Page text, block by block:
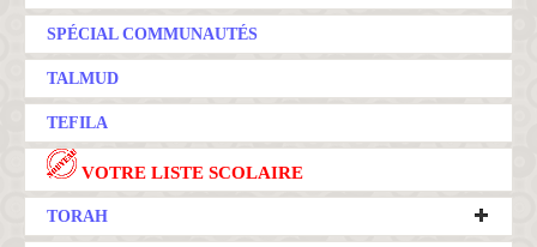
SPÉCIAL COMMUNAUTÉS
TALMUD
TEFILA
VOTRE LISTE SCOLAIRE
TORAH